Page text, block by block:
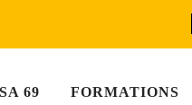
69 FORMATIONS